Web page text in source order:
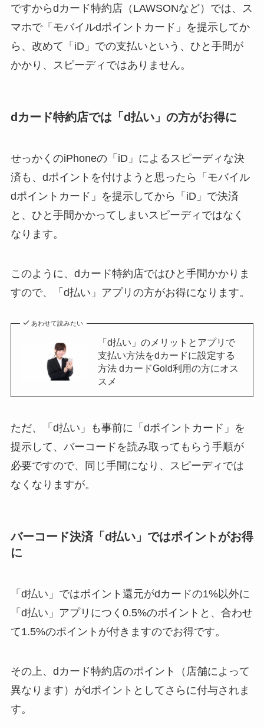
ですからdカード特約店（LAWSONなど）では、ス
マホで「モバイルdポイントカード」を提示してか
ら、改めて「iD」での支払いという、ひと手間が
かかり、スピーディではありません。
dカード特約店では「d払い」の方がお得に
せっかくのiPhoneの「iD」によるスピーディな決
済も、dポイントを付けようと思ったら「モバイル
dポイントカード」を提示してから「iD」で決済
と、ひと手間かかってしまいスピーディではなく
なります。
このように、dカード特約店ではひと手間かかりま
すので、「d払い」アプリの方がお得になります。
あわせて読みたい
「d払い」のメリットとアプリで
支払い方法をdカードに設定する
方法 dカードGold利用の方にオス
スメ
ただ、「d払い」も事前に「dポイントカード」を
提示して、バーコードを読み取ってもらう手順が
必要ですので、同じ手間になり、スピーディでは
なくなりますが。
バーコード決済「d払い」ではポイントがお得
に
「d払い」ではポイント還元がdカードの1%以外に
「d払い」アプリにつく0.5%のポイントと、合わせ
て1.5%のポイントが付きますのでお得です。
その上、dカード特約店のポイント（店舗によって
異なります）がdポイントとしてさらに付与されま
す。